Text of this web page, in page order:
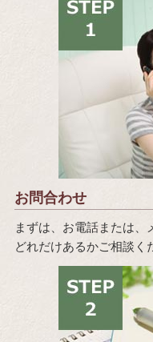
お問合わせ
まずは、お電話または
どれだけあるかご相談く